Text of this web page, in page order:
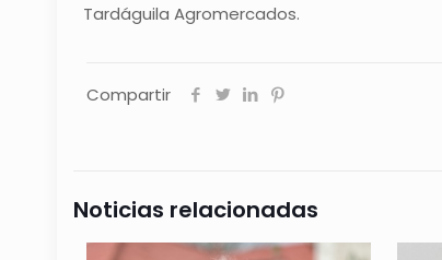
Tardáguila Agromercados.
Compartir
Noticias relacionadas